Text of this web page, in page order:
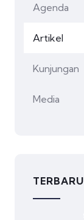
Agenda
Artikel
Kunjungan
Media
TERBARU